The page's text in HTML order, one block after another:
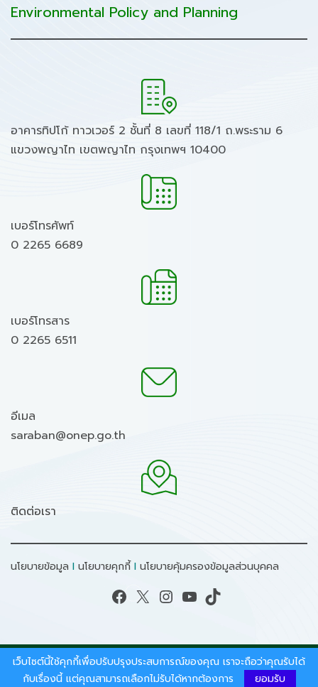
Environmental Policy and Planning
อาคารทิปโก้ ทาวเวอร์ 2 ชั้นที่ 8 เลขที่ 118/1 ถ.พระราม 6
แขวงพญาไท เขตพญาไท กรุงเทพฯ 10400
เบอร์โทรศัพท์
0 2265 6689
เบอร์โทรสาร
0 2265 6511
อีเมล
saraban@onep.go.th
ติดต่อเรา
นโยบายข้อมูล I นโยบายคุกกี้ I นโยบายคุ้มครองข้อมูลส่วนบุคคล
Facebook X Instagram YouTube TikTok
สงวนลิขสิทธิ์ © 2026 - สำนักงานนโยบายและแผน
ทรัพยากรธรรมชาติและสิ่งแวดล้อม.
เว็บไซต์นี้ใช้คุกกี้เพื่อปรับปรุงประสบการณ์ของคุณ เราจะถือว่าคุณรับได้
กับเรื่องนี้ แต่คุณสามารถเลือกไม่รับได้หากต้องการ
ยอมรับ